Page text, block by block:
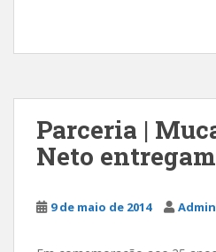
Parceria |
Neto
9 de maio de 2014